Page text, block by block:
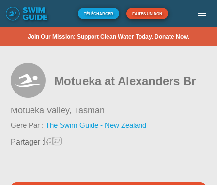
TÉLÉCHARGER FAITES UN DON
Join Our Mission: Support Clean Water Today. Donate Now.
Motueka at Alexanders Br
Motueka Valley,Tasman
Géré Par :The Swim Guide - New Zealand
Partager :